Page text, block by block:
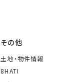
その他
土地・物件情報
8HATI